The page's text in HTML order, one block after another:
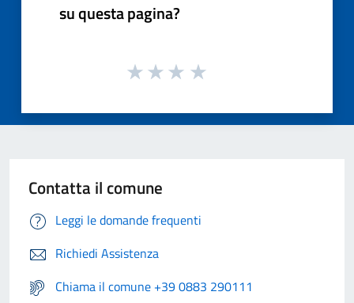
su questa pagina?
Contatta il comune
Leggi le domande frequenti
Richiedi Assistenza
Chiama il comune +39 0883 290111